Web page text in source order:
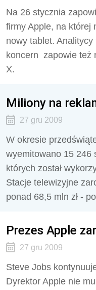
Na 26 stycznia
firmy Apple, na której
nowy tablet.
koncern zapowie też
X.
Miliony na
27 gru 2009
W okresie
wyemitowano 15 246
których został
Stacje telewizyjne
ponad 68,5 mln zł -
Prezes Apple
27 gru 2009
Steve Jobs
Dyrektor Apple nie